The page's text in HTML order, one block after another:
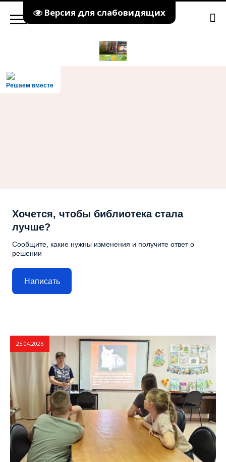
Версия для слабовидящих
Решаем вместе
Хочется, чтобы библиотека стала
лучше?
Сообщите, какие нужны изменения и получите ответ о
решении
Написать
25.04.2026